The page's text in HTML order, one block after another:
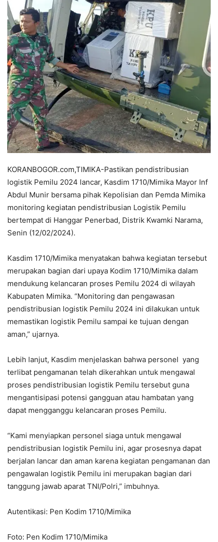
KORANBOGOR.com,TIMIKA-Pastikan pendistribusian
logistik Pemilu 2024 lancar, Kasdim 1710/Mimika Mayor Inf
Abdul Munir bersama pihak Kepolisian dan Pemda Mimika
monitoring kegiatan pendistribusian Logistik Pemilu
bertempat di Hanggar Penerbad, Distrik Kwamki Narama,
Senin (12/02/2024).
Kasdim 1710/Mimika menyatakan bahwa kegiatan tersebut
merupakan bagian dari upaya Kodim 1710/Mimika dalam
mendukung kelancaran proses Pemilu 2024 di wilayah
Kabupaten Mimika. “Monitoring dan pengawasan
pendistribusian logistik Pemilu 2024 ini dilakukan untuk
memastikan logistik Pemilu sampai ke tujuan dengan
aman,” ujarnya.
Lebih lanjut, Kasdim menjelaskan bahwa personel yang
terlibat pengamanan telah dikerahkan untuk mengawal
proses pendistribusian logistik Pemilu tersebut guna
mengantisipasi potensi gangguan atau hambatan yang
dapat mengganggu kelancaran proses Pemilu.
“Kami menyiapkan personel siaga untuk mengawal
pendistribusian logistik Pemilu ini, agar prosesnya dapat
berjalan lancar dan aman karena kegiatan pengamanan dan
pengawalan logistik Pemilu ini merupakan bagian dari
tanggung jawab aparat TNI/Polri,” imbuhnya.
Autentikasi: Pen Kodim 1710/Mimika
Foto: Pen Kodim 1710/Mimika